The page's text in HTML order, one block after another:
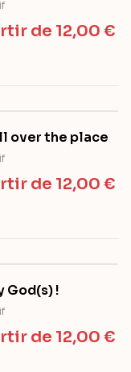
de 12,00 €
over the place
de 12,00 €
God(s) !
de 12,00 €